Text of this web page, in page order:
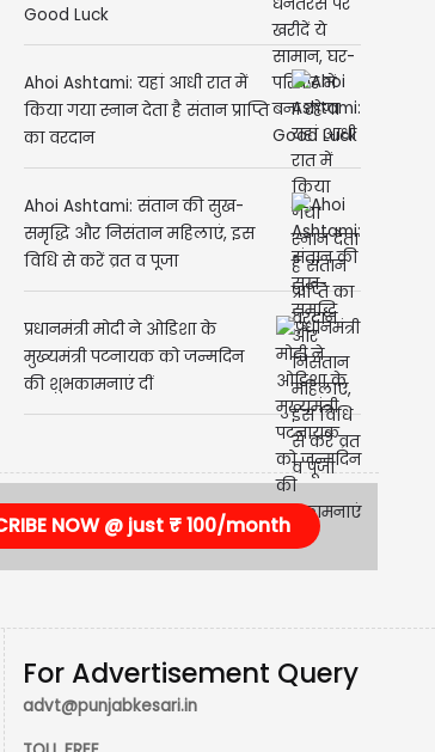
Good Luck
Ahoi Ashtami: यहां आधी रात में
किया गया स्नान देता है संतान प्राप्ति
का वरदान
Ahoi Ashtami: संतान की सुख-
समृद्धि और निसंतान महिलाएं, इस
विधि से करें व्रत व पूजा
प्रधानमंत्री मोदी ने ओडिशा के
मुख्यमंत्री पटनायक को जन्मदिन
की शुभकामनाएं दीं
NOW @ just ₹ 100/month
For Advertisement Query
advt@punjabkesari.in